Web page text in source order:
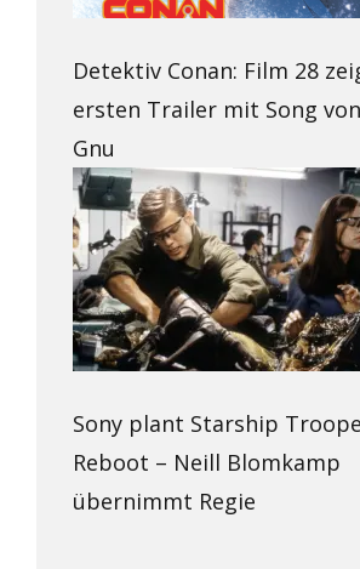
Detektiv Conan: Film 28
ersten Trailer mit Song
Gnu
Sony plant Starship
Reboot – Neill Blomkamp
übernimmt Regie